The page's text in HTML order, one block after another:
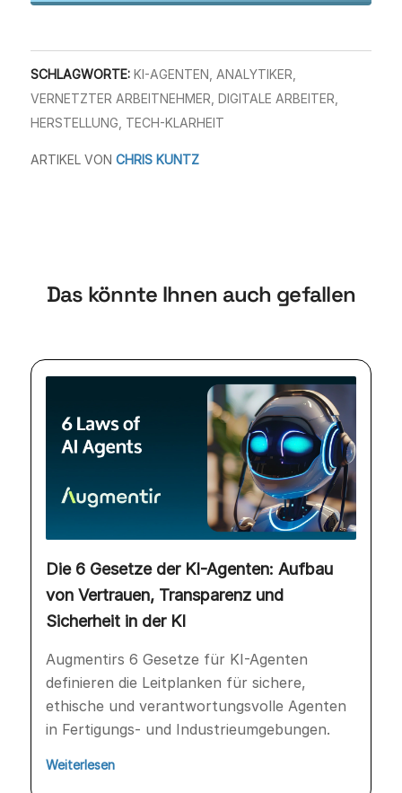
SCHLAGWORTE: KI-AGENTEN ANALYTIKER
VERNETZTER ARBEITNEHMER DIGITALE ARBEITER
HERSTELLUNG TECH-KLARHEIT
ARTIKEL VON CHRIS KUNTZ
Das könnte Ihnen auch gefallen
Die 6 Gesetze der KI-Agenten: Aufbau
von Vertrauen, Transparenz und
Sicherheit in der KI
Augmentirs 6 Gesetze für KI-Agenten
definieren die Leitplanken für sichere,
ethische und verantwortungsvolle Agenten
in Fertigungs- und Industrieumgebungen.
Weiterlesen